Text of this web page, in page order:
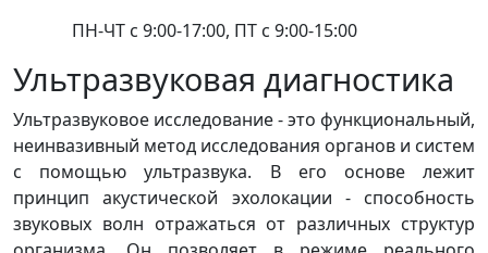
ПН-ЧТ с 9:00-17:00, ПТ с 9:00-15:00
Ультразвуковая диагностика
Ультразвуковое исследование - это функциональный,
неинвазивный метод исследования органов и систем
с помощью ультразвука. В его основе лежит
принцип акустической эхолокации - способность
звуковых волн отражаться от различных структур